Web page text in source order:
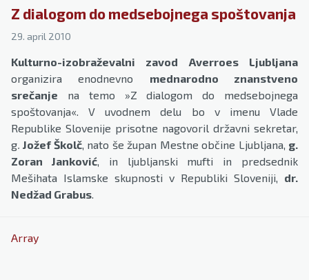
Z dialogom do medsebojnega spoštovanja
29. april 2010
Kulturno-izobraževalni zavod Averroes Ljubljana
organizira enodnevno mednarodno znanstveno
srečanje na temo »Z dialogom do medsebojnega
spoštovanja«. V uvodnem delu bo v imenu Vlade
Republike Slovenije prisotne nagovoril državni sekretar,
g.Jožef Školč, nato še župan Mestne občine Ljubljana, g.
Zoran Janković, in ljubljanski mufti in predsednik
Mešihata Islamske skupnosti v Republiki Sloveniji, dr.
Nedžad Grabus.
Array